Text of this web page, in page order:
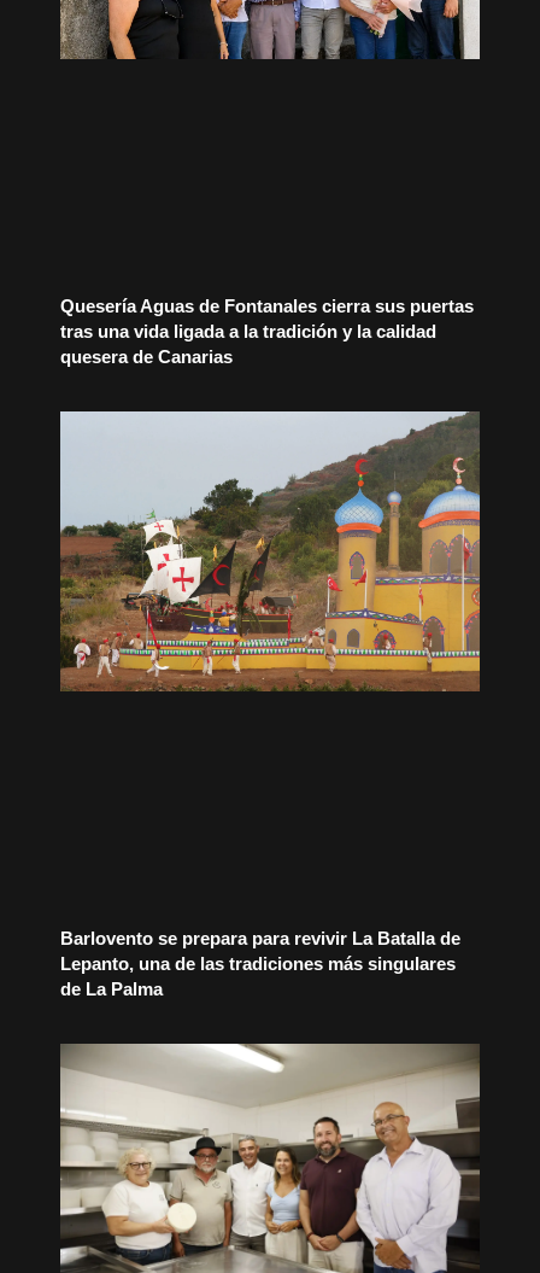
Quesería Aguas de Fontanales cierra sus puertas
tras una vida ligada a la tradición y la calidad
quesera de Canarias
Barlovento se prepara para revivir La Batalla de
Lepanto, una de las tradiciones más singulares
de La Palma